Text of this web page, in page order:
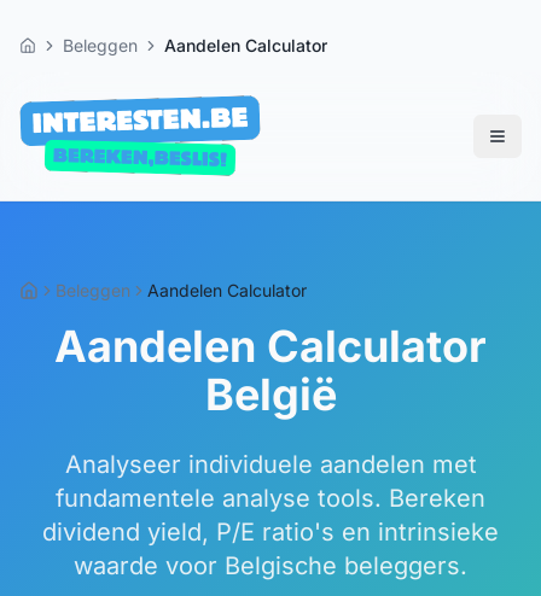
Home Beleggen Aandelen Calculator
Beleggen Aandelen Calculator
Aandelen Calculator
België
Analyseer individuele aandelen met
fundamentele analyse tools. Bereken
dividend yield, P/E ratio's en intrinsieke
waarde voor Belgische beleggers.